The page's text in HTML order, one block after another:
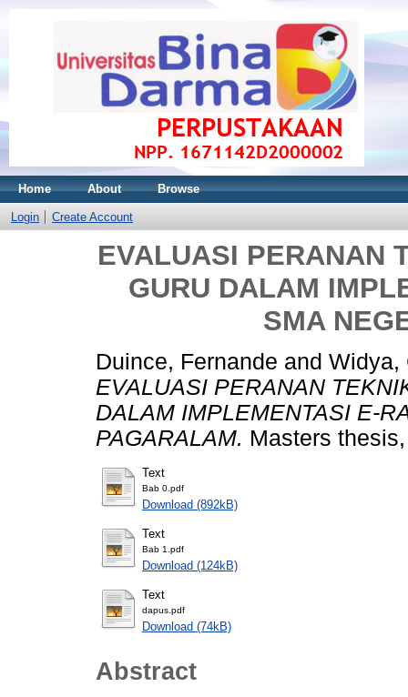
Home About Browse
Login Create Account
EVALUASI PERANAN
GURU DALAM
SMA
Duince, Fernande and Widya,
EVALUASI PERANAN
DALAM IMPLEMENTASI E-
PAGARALAM. Masters
Text
Bab 0.pdf
Download (892kB)
Text
Bab 1.pdf
Download (124kB)
Text
dapus.pdf
Download (74kB)
Abstract